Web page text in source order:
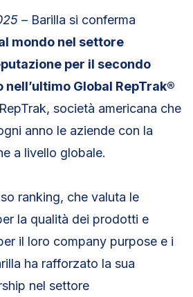
– Barilla si conferma
mondo nel settore
per il secondo
Global RepTrak®
società americana che
anno le aziende con la
a livello globale.
ranking, che valuta le
la qualità dei prodotti e
il loro company purpose e i
ha rafforzato la sua
nel settore